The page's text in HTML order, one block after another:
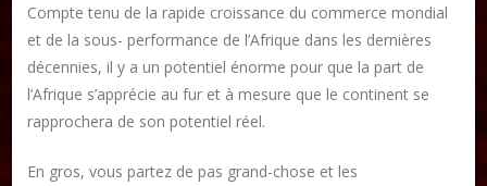
Compte tenu de la rapide croissance du commerce mondial
et de la sous- performance de l’Afrique dans les dernières
décennies, il y a un potentiel énorme pour que la part de
l’Afrique s’apprécie au fur et à mesure que le continent se
rapprochera de son potentiel réel.
En gros, vous partez de pas grand-chose et les